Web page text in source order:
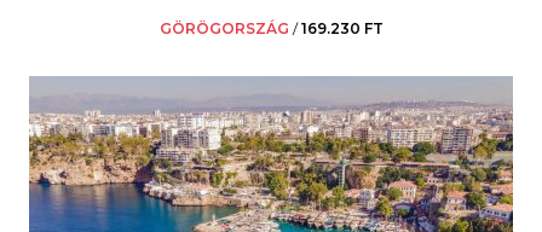
GÖRÖGORSZÁG /169.230 FT